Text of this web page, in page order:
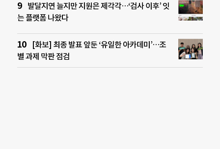
발달지연 늘지만 지원은 제각각…‘검사 이후’ 잇
는 플랫폼 나왔다
[화보] 최종 발표 앞둔 ‘유일한 아카데미’…조
별 과제 막판 점검